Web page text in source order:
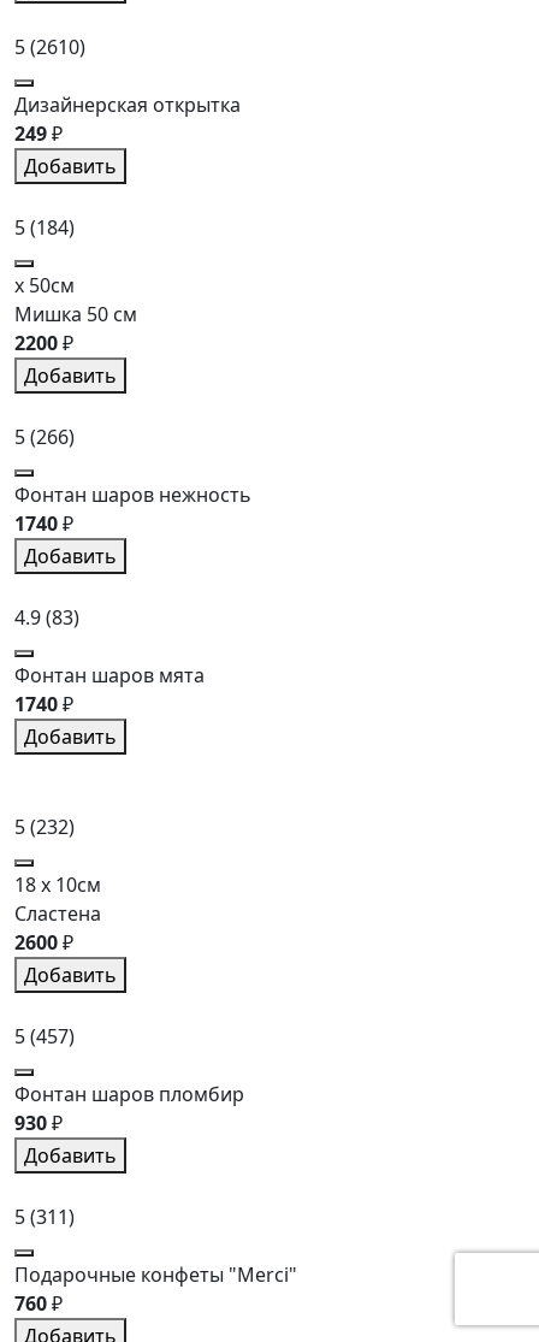
5(2610)
Дизайнерская открытка
249₽
Добавить
5(184)
x 50см
Мишка 50 см
2200₽
Добавить
5(266)
Фонтан шаров нежность
1740₽
Добавить
4.9(83)
Фонтан шаров мята
1740₽
Добавить
5(232)
18 x 10см
Сластена
2600₽
Добавить
5(457)
Фонтан шаров пломбир
930₽
Добавить
5(311)
Подарочные конфеты "Merci"
760₽
Добавить